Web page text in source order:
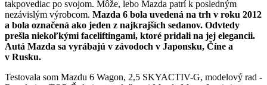
takpovediac po svojom. Môže, lebo Mazda patrí k posledným
nezávislým výrobcom. Mazda 6 bola uvedená na trh v roku 2012
a bola označená ako jeden z najkrajších sedanov. Odvtedy
prešla niekoľkými faceliftingami, ktoré pridali na jej elegancii.
Autá Mazda sa vyrábajú v závodoch v Japonsku, Číne a
v Rusku.
Testovala som Mazdu 6 Wagon, 2,5 SKYACTIV-G, modelový rad -